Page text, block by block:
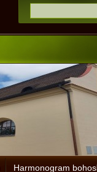
Harmonogram